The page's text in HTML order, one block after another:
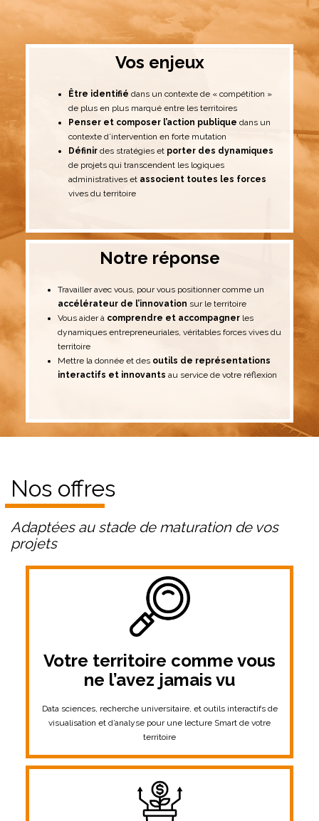
Vos enjeux
Être identifié dans un contexte de « compétition »
de plus en plus marqué entre les territoires
Penser et composer l’action publique dans un
contexte d’intervention en forte mutation
Définirdes stratégies et porter des dynamiques
de projets qui transcendent les logiques
administratives et associent toutes les forces
vives du territoire
Notre réponse​
Travailler avec vous, pour vous positionner comme un
accélérateur de l’innovation sur le territoire
Vous aider à comprendre et accompagnerles
dynamiques entrepreneuriales, véritables forces vives du
territoire
Mettre la donnée et des outils de représentations
interactifs et innovants au service de votre réflexion
Nos offres
Adaptées au stade de maturation de vos
projets
Votre territoire comme vous
ne l’avez jamais vu
Data sciences, recherche universitaire, et outils interactifs de
visualisation et d’analyse pour une lecture Smart de votre
territoire